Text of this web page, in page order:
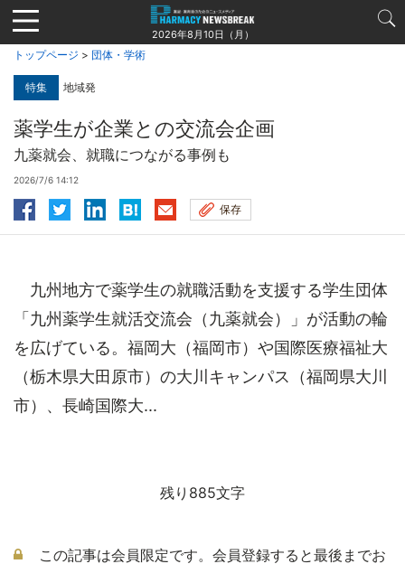
Jump
to
navigation
2026年8月10日（月）
トップページ > 団体・学術
特集 地域発
薬学生が企業との交流会企画
九薬就会、就職につながる事例も
2026/7/6 14:12
保存
九州地方で薬学生の就職活動を支援する学生団体
「九州薬学生就活交流会（九薬就会）」が活動の輪
を広げている。福岡大（福岡市）や国際医療福祉大
（栃木県大田原市）の大川キャンパス（福岡県大川
市）、長崎国際大...
残り885文字
この記事は会員限定です。会員登録すると最後までお